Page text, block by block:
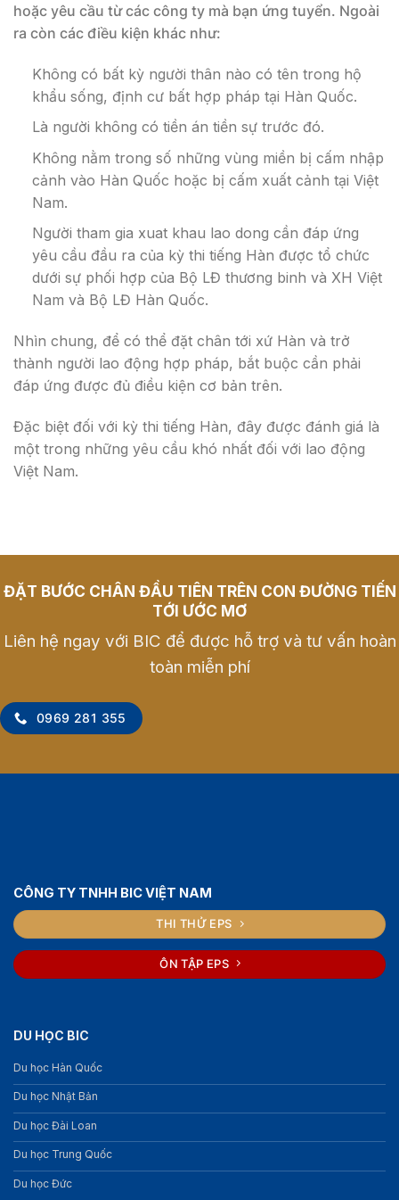
hoặc yêu cầu từ các công ty mà bạn ứng tuyển. Ngoài
ra còn các điều kiện khác như:
Không có bất kỳ người thân nào có tên trong hộ
khẩu sống, định cư bất hợp pháp tại Hàn Quốc.
Là người không có tiền án tiền sự trước đó.
Không nằm trong số những vùng miền bị cấm nhập
cảnh vào Hàn Quốc hoặc bị cấm xuất cảnh tại Việt
Nam.
Người tham gia xuat khau lao dong cần đáp ứng
yêu cầu đầu ra của kỳ thi tiếng Hàn được tổ chức
dưới sự phối hợp của Bộ LĐ thương binh và XH Việt
Nam và Bộ LĐ Hàn Quốc.
Nhìn chung, để có thể đặt chân tới xứ Hàn và trở
thành người lao động hợp pháp, bắt buộc cần phải
đáp ứng được đủ điều kiện cơ bản trên.
Đặc biệt đối với kỳ thi tiếng Hàn, đây được đánh giá là
một trong những yêu cầu khó nhất đối với lao động
Việt Nam.
ĐẶT BƯỚC CHÂN ĐẦU TIÊN TRÊN CON ĐƯỜNG TIẾN
TỚI ƯỚC MƠ
Liên hệ ngay với BIC để được hỗ trợ và tư vấn hoàn
toàn miễn phí
0969 281 355
CÔNG TY TNHH BIC VIỆT NAM
THI THỬ EPS
ÔN TẬP EPS
DU HỌC BIC
Du học Hàn Quốc
Du học Nhật Bản
Du học Đài Loan
Du học Trung Quốc
Du học Đức